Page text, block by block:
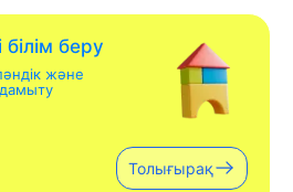
білім беру
және
дамыту
Толығырақ